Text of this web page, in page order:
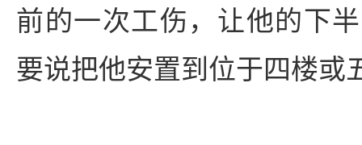
前的一次工伤，让他的下
要说把他安置到位于四楼或